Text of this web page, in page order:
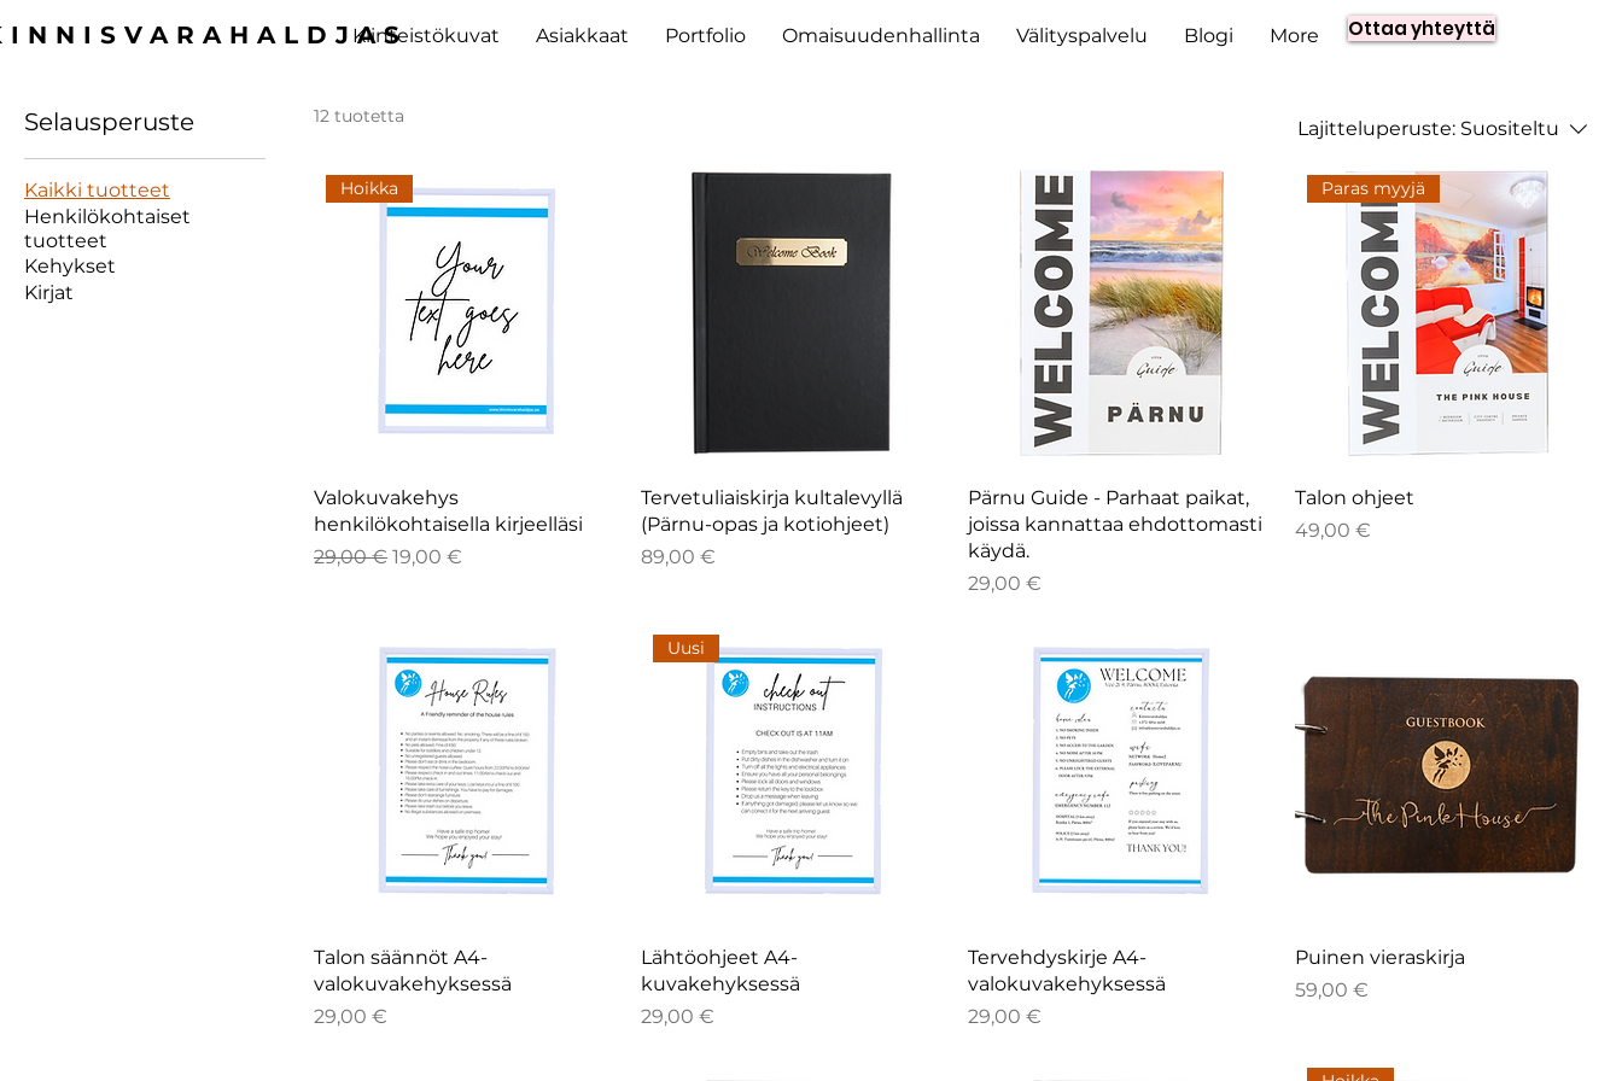
Kiinteistökuvat Asiakkaat Portfolio Omaisuudenhallinta Välityspalvelu Blogi More Ottaa yhteyttä
Selausperuste
Kaikki tuotteet
Henkilökohtaiset
tuotteet
Kehykset
Kirjat
12 tuotetta
Lajitteluperuste: Suositeltu
Hoikka
Valokuvakehys
henkilökohtaisella kirjeelläsi
Normaali hinta
29,00 € Alehinta
19,00 €
Tervetuliaiskirja kultalevyllä
(Pärnu-opas ja kotiohjeet)
Hinta
89,00 €
Pärnu Guide - Parhaat paikat,
joissa kannattaa ehdottomasti
käydä.
Hinta
29,00 €
Paras myyjä
Talon ohjeet
Hinta
49,00 €
Talon säännöt A4-
valokuvakehyksessä
Hinta
29,00 €
Uusi
Lähtöohjeet A4-
kuvakehyksessä
Hinta
29,00 €
Tervehdyskirje A4-
valokuvakehyksessä
Hinta
29,00 €
Puinen vieraskirja
Hinta
59,00 €